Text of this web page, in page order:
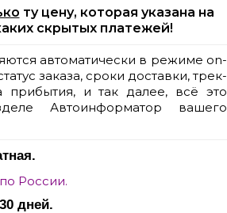
ту цену, которая указана на
скрытых платежей!
автоматически в режиме on-
заказа, сроки доставки, трек-
прибытия, и так далее, всё это
Автоинформатор
вашего
России.
дней.